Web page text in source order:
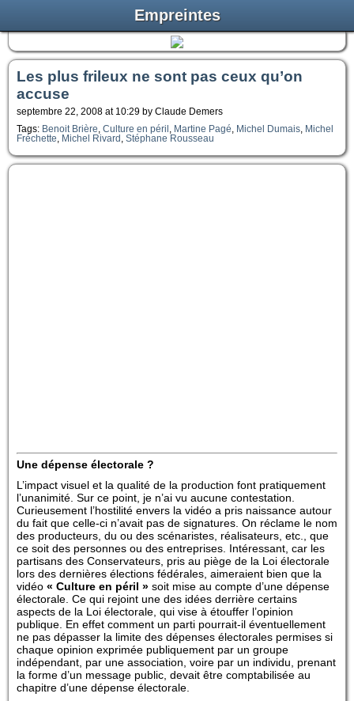
Empreintes
Les plus frileux ne sont pas ceux qu’on
accuse
septembre 22, 2008 at 10:29 by Claude Demers
Tags: Benoit Brière Culture en péril Martine Pagé Michel Dumais
Michel
Fréchette
Michel Rivard Stéphane Rousseau
Une dépense électorale ?
L’impact visuel et la qualité de la production font pratiquement
l’unanimité. Sur ce point, je n’ai vu aucune contestation.
Curieusement l’hostilité envers la vidéo a pris naissance autour
du fait que celle-ci n’avait pas de signatures. On réclame le nom
des producteurs, du ou des scénaristes, réalisateurs, etc., que
ce soit des personnes ou des entreprises. Intéressant, car les
partisans des Conservateurs, pris au piège de la Loi électorale
lors des dernières élections fédérales, aimeraient bien que la
vidéo « Culture en péril » soit mise au compte d’une dépense
électorale. Ce qui rejoint une des idées derrière certains
aspects de la Loi électorale, qui vise à étouffer l’opinion
publique. En effet comment un parti pourrait-il éventuellement
ne pas dépasser la limite des dépenses électorales permises si
chaque opinion exprimée publiquement par un groupe
indépendant, par une association, voire par un individu, prenant
la forme d’un message public, devait être comptabilisée au
chapitre d’une dépense électorale.